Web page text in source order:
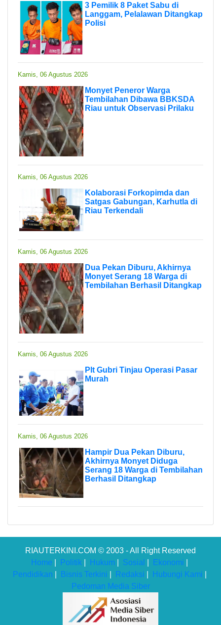
3 Pemilik 8 Paket Sabu di
Langgam, Pelalawan Ditangkap
Polisi
Kamis, 06 Agustus 2026
Monyet Peneror Warga
Tembilahan Dibawa BBKSDA
Riau untuk Observasi Prilaku
Kamis, 06 Agustus 2026
Kolaborasi Forkopimda dan
Satgas Gabungan, Karhutla di
Riau Terkendali
Kamis, 06 Agustus 2026
Dua Pekan Diburu, Akhirnya
Monyet Serang 18 Warga di
Tembilahan Berhasil Ditangkap
Kamis, 06 Agustus 2026
Plt Gubri Tinjau Operasi Pasar
Murah
Kamis, 06 Agustus 2026
Hampir Dua Pekan Diburu,
Akhirnya Monyet Diduga
Serang 18 Warga di Tembilahan
Berhasil Ditangkap
RIAUTERKINI.COM © 2003 - All Right Reserved
Home
Politik Hukum Sosial Ekonomi
Pendidikan
Bisnis Terkini Redaksi Hubungi Kami
Pedoman Media Siber